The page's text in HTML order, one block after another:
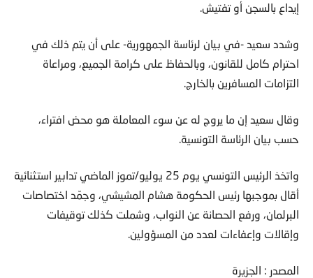
إيداع بالسجن أو تفتيش.
وشدد سعيد -في بيان لرئاسة الجمهورية- على أن يتم ذلك في
احترام كامل للقانون، وبالحفاظ على كرامة الجميع، ومراعاة
التزامات المسافرين بالخارج.
وقال سعيد إن ما يروج له عن سوء المعاملة هو محض افتراء،
حسب بيان الرئاسة التونسية.
واتخذ الرئيس التونسي يوم 25 يوليو/تموز الماضي تدابير استثنائية
أقال بموجبها رئيس الحكومة هشام المشيشي، وجمّد اختصاصات
البرلمان، ورفع الحصانة عن النواب، وشملت كذلك توقيفات
وإقالات وإعفاءات لعدد من المسؤولين.
المصدر : الجزيرة